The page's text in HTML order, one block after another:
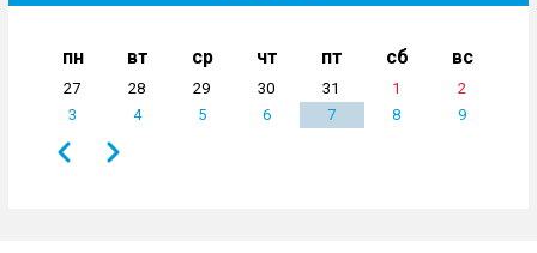
пн вт ср чт пт сб вс
27 28 29 30 31 1
2
3
4 5 6 7 8 9
Назад Вперёд